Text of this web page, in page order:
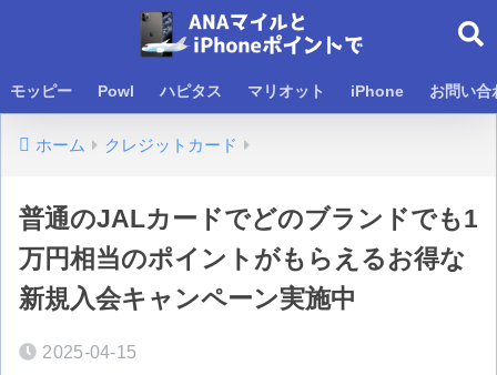
モッピー Powl ハピタス マリオット iPhone お問い合
ホーム クレジットカード
普通のJALカードでどのブランドでも1
万円相当のポイントがもらえるお得な
新規入会キャンペーン実施中
2025-04-15